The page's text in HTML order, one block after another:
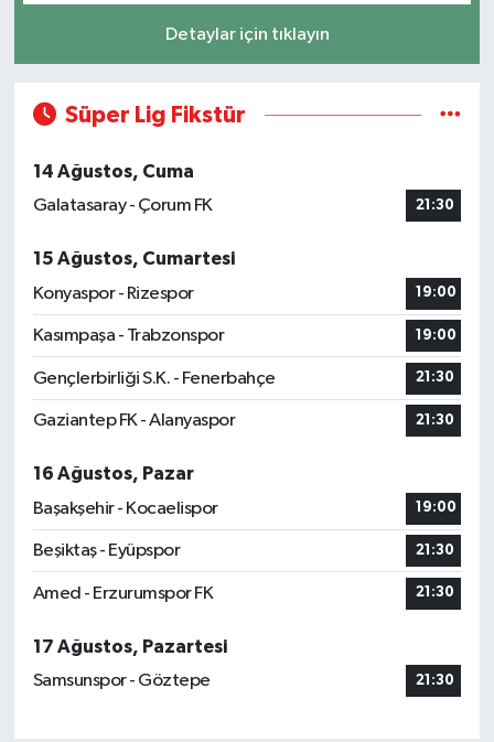
Detaylar için tıklayın
Süper Lig Fikstür
14 Ağustos, Cuma
Galatasaray - Çorum FK
21:30
15 Ağustos, Cumartesi
Konyaspor - Rizespor
19:00
Kasımpaşa - Trabzonspor 19:00
Gençlerbirliği S.K. - Fenerbahçe 21:30
Gaziantep FK - Alanyaspor 21:30
16 Ağustos, Pazar
Başakşehir - Kocaelispor
19:00
Beşiktaş - Eyüpspor 21:30
Amed - Erzurumspor FK 21:30
17 Ağustos, Pazartesi
Samsunspor - Göztepe
21:30